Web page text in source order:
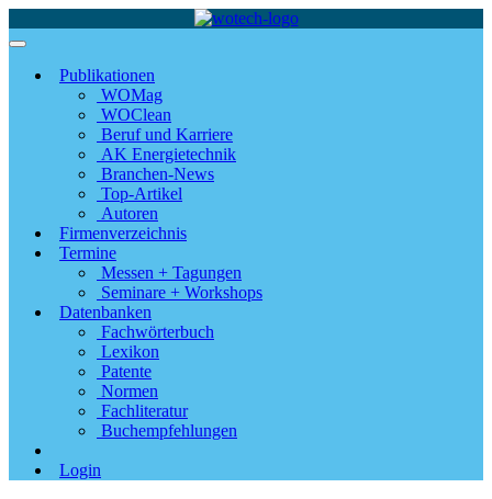
Publikationen
WOMag
WOClean
Beruf und Karriere
AK Energietechnik
Branchen-News
Top-Artikel
Autoren
Firmenverzeichnis
Termine
Messen + Tagungen
Seminare + Workshops
Datenbanken
Fachwörterbuch
Lexikon
Patente
Normen
Fachliteratur
Buchempfehlungen
Login